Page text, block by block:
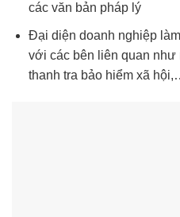
các văn bản pháp lý
Đại diện doanh nghiệp
với các bên liên quan như
thanh tra bảo hiểm xã